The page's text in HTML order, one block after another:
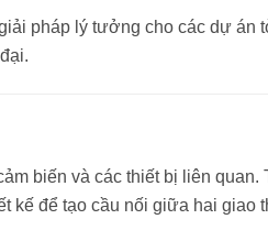
pháp lý tưởng cho các dự án
biến và các thiết bị liên quan.
kế để tạo cầu nối giữa hai giao